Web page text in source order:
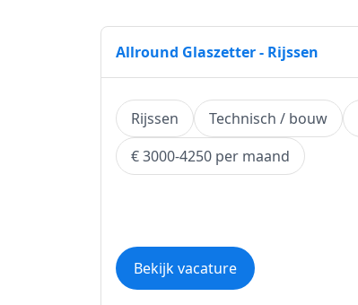
Allround Glaszetter - Rijssen
Rijssen Technisch / bouw
€ 3000-4250 per maand
Bekijk vacature